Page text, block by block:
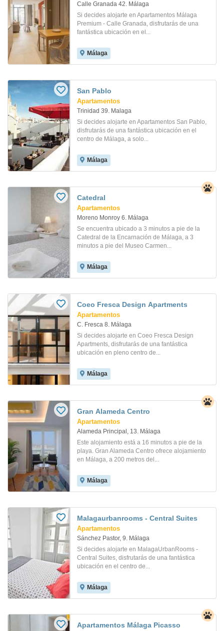
Calle Granada 42. Málaga
Si decides alojarte en Apartamentos Málaga
Premium - Calle Granada, disfrutarás de una
fantástica ubicación en el...
Málaga
San Pablo
Apartamentos
Trinidad 39. Malaga
Si decides alojarte en Apartamentos San Pablo,
disfrutarás de una fantástica ubicación en el
centro de Málaga, a solo...
Málaga
Catedral
Apartamentos
Moreno Monroy 6. Málaga
Se encuentra ubicado a 3 minutos a pie de la
Catedral de la Encarnación de Málaga, a 3
minutos a pie del Museo Carmen...
Málaga
Coeo Fresca Design Apartments
Apartamentos
C. Fresca 8. Málaga
Si decides alojarte en Coeo Fresca Design
Apartments, disfrutarás de una fantástica
ubicación en pleno centro de...
Málaga
Gran Alameda Centro
Apartamentos
Alameda Principal, 13. Málaga
Este alojamiento está a 16 minutos a pie de la
playa. Gran Alameda Centro ofrece alojamiento
en Málaga, a 200 metros del...
Málaga
Malagaurbanrooms - Central Suites
Apartamentos
Sánchez Pastor, 9. Málaga
Si decides alojarte en MalagaUrbanRooms -
Central Suites, disfrutarás de una fantástica
ubicación en el centro de...
Málaga
Apartamentos Málaga Picasso